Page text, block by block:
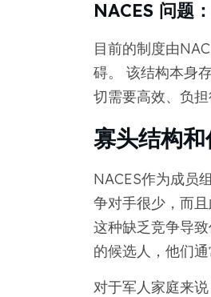
NACES 问题
目前的制度由
碍。 该结构本身
切需要高效、负担
寡头结构
NACES作为成员
争对手很少，而
这种缺乏竞争导
的候选人，他们
对于军人家庭来